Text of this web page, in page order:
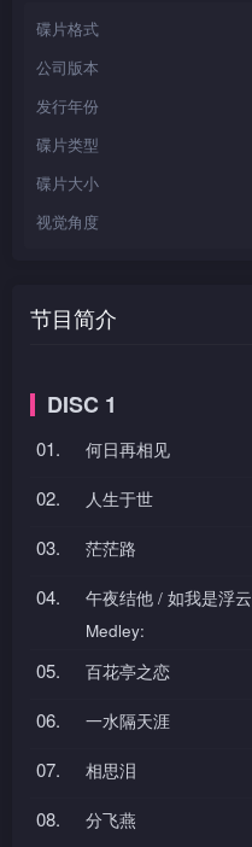
碟片格式
公司版本
发行年份
碟片类型
碟片大小
视觉角度
节目简介
DISC 1
01. 何日再相见
02. 人生于世
03. 茫茫路
04.
午夜结他 / 如我是浮云
Medley:
05. 百花亭之恋
06. 一水隔天涯
07. 相思泪
08. 分飞燕